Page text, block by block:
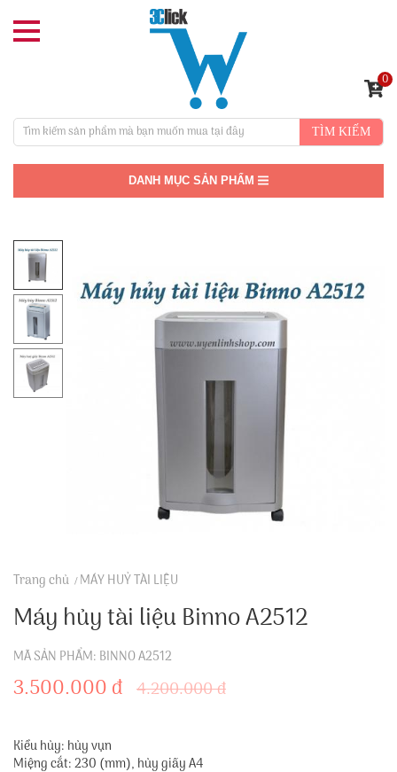
TÌM KIẾM
0
DANH MỤC SẢN PHẨM
Trang chủ MÁY HUỶ TÀI LIỆU
Máy hủy tài liệu Binno A2512
MÃ SẢN PHẨM: BINNO A2512
3.500.000 đ 4.200.000 đ
Kiểu hủy: hủy vụn
Miệng cắt: 230 (mm), hủy giấy A4